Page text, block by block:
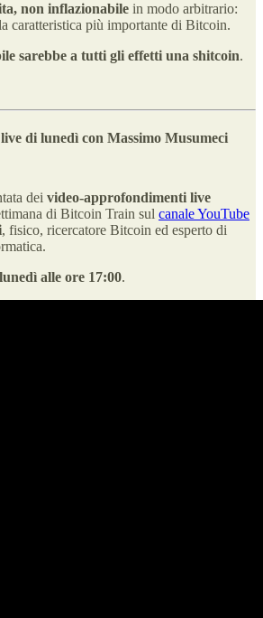
non inflazionabile in modo arbitrario:
caratteristica più importante di Bitcoin.
sarebbe a tutti gli effetti una shitcoin.
di lunedì con Massimo Musumeci
dei video-approfondimenti live
di Bitcoin Train sul canale YouTube
, fisico, ricercatore Bitcoin ed esperto di
alle ore 17:00.